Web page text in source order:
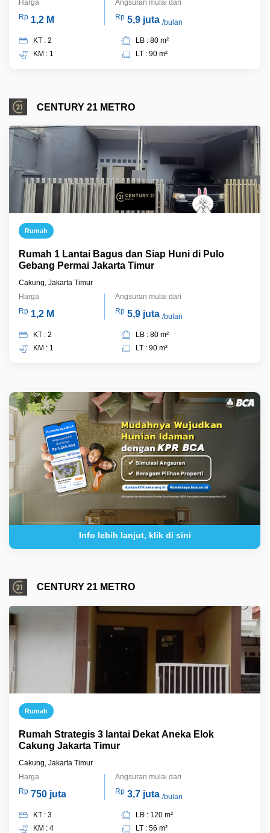
Harga
Rp 1,2 M
Angsuran mulai dari
Rp 5,9 juta /bulan
KT : 2
KM : 1
LB : 80 m²
LT : 90 m²
CENTURY 21 METRO
Rumah
Rumah 1 Lantai Bagus dan Siap Huni di Pulo
Gebang Permai Jakarta Timur
Cakung, Jakarta Timur
Harga
Rp 1,2 M
Angsuran mulai dari
Rp 5,9 juta /bulan
KT : 2
KM : 1
LB : 80 m²
LT : 90 m²
Info lebih lanjut, klik di sini
CENTURY 21 METRO
Rumah
Rumah Strategis 3 lantai Dekat Aneka Elok
Cakung Jakarta Timur
Cakung, Jakarta Timur
Harga
Rp 750 juta
Angsuran mulai dari
Rp 3,7 juta /bulan
KT : 3
KM : 4
LB : 120 m²
LT : 56 m²